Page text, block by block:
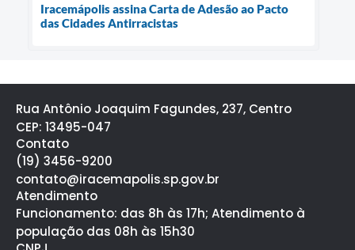
Iracemápolis assina Carta de Adesão ao Pacto
das Cidades Antirracistas
Rua Antônio Joaquim Fagundes, 237, Centro
CEP: 13495-047
Contato
(19) 3456-9200
contato@iracemapolis.sp.gov.br
Atendimento
Funcionamento: das 8h às 17h; Atendimento à
população das 08h às 15h30